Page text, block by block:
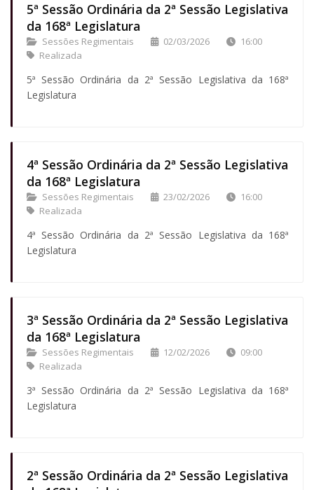
5ª Sessão Ordinária da 2ª Sessão Legislativa
da 168ª Legislatura
Sessões Regimentais 02/03/2026
16:00
Realizada
5ª Sessão Ordinária da 2ª Sessão Legislativa da 168ª
Legislatura
4ª Sessão Ordinária da 2ª Sessão Legislativa
da 168ª Legislatura
Sessões Regimentais 23/02/2026
16:00
Realizada
4ª Sessão Ordinária da 2ª Sessão Legislativa da 168ª
Legislatura
3ª Sessão Ordinária da 2ª Sessão Legislativa
da 168ª Legislatura
Sessões Regimentais 12/02/2026
09:00
Realizada
3ª Sessão Ordinária da 2ª Sessão Legislativa da 168ª
Legislatura
2ª Sessão Ordinária da 2ª Sessão Legislativa